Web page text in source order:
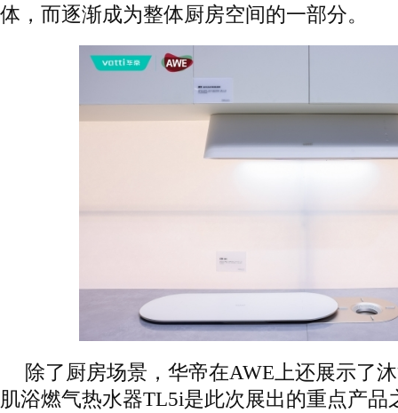
体，而逐渐成为整体厨房空间的一部分。
除了厨房场景，华帝在AWE上还展示了
肌浴燃气热水器TL5i是此次展出的重点产品